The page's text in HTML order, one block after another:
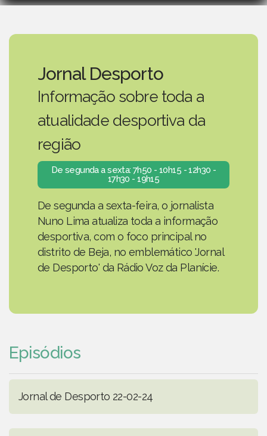
Jornal Desporto
Informação sobre toda a
atualidade desportiva da
região
De segunda a sexta: 7h50 - 10h15 - 12h30 -
17h30 - 19h15
De segunda a sexta-feira, o jornalista
Nuno Lima atualiza toda a informação
desportiva, com o foco principal no
distrito de Beja, no emblemático 'Jornal
de Desporto' da Rádio Voz da Planície.
Episódios
Jornal de Desporto 22-02-24